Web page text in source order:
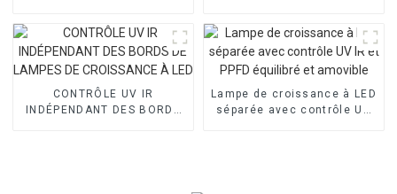
culture LED
légumes et les fruits
CONTRÔLE UV IR
INDÉPENDANT DES BORDS
Lampe de croissance à LED
séparée avec contrôle UV